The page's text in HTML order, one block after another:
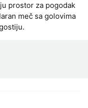
prostor za pogodak
meč sa golovima